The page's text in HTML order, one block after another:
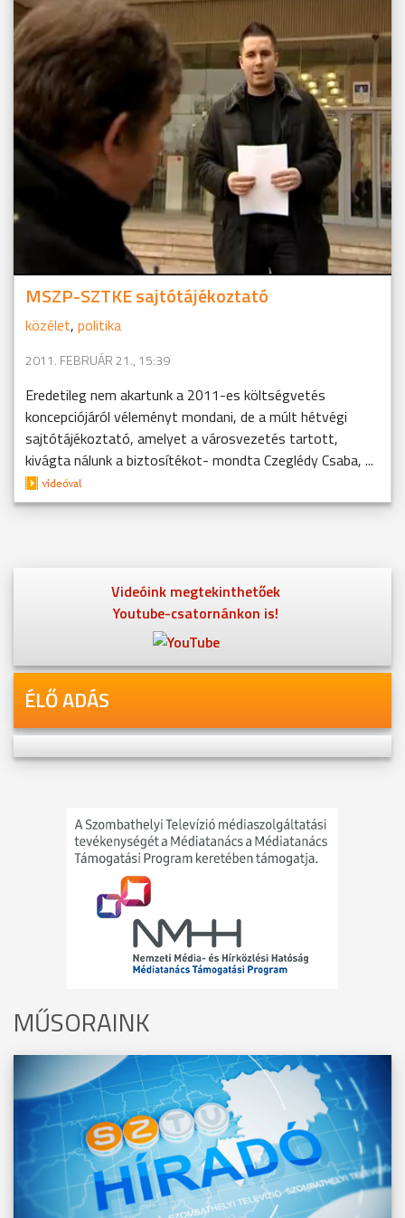
MSZP-SZTKE sajtótájékoztató
közélet, politika
2011. FEBRUÁR 21., 15:39
Eredetileg nem akartunk a 2011-es költségvetés
koncepciójáról véleményt mondani, de a múlt hétvégi
sajtótájékoztató, amelyet a városvezetés tartott,
kivágta nálunk a biztosítékot- mondta Czeglédy Csaba, ...
Videóink megtekinthetőek
Youtube-csatornánkon is!
ÉLŐ ADÁS
MŰSORAINK